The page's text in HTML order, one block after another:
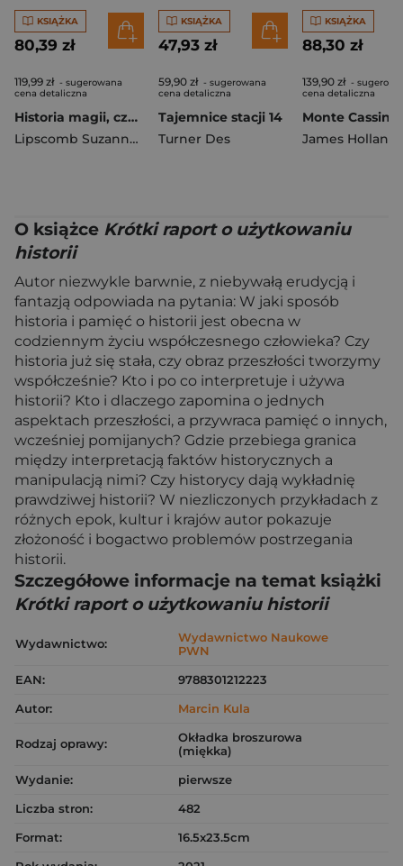
KSIĄŻKA
80,39 zł
119,99 zł - sugerowana
cena detaliczna
Historia magii, czarodziejstwa i okultyzmu
Lipscomb Suzannah
Thomas Cussans Page Sophie ,
KSIĄŻKA
47,93 zł
59,90 zł - sugerowana
cena detaliczna
Tajemnice stacji 14
Turner Des
KSIĄŻKA
88,30 zł
139,90 zł -
cena detaliczna
James Holland
O książce Krótki raport o użytkowaniu
historii
Autor niezwykle barwnie, z niebywałą erudycją i
fantazją odpowiada na pytania: W jaki sposób
historia i pamięć o historii jest obecna w
codziennym życiu współczesnego człowieka? Czy
historia już się stała, czy obraz przeszłości tworzymy
współcześnie? Kto i po co interpretuje i używa
historii? Kto i dlaczego zapomina o jednych
aspektach przeszłości, a przywraca pamięć o innych,
wcześniej pomijanych? Gdzie przebiega granica
między interpretacją faktów historycznych a
manipulacją nimi? Czy historycy dają wykładnię
prawdziwej historii? W niezliczonych przykładach z
różnych epok, kultur i krajów autor pokazuje
złożoność i bogactwo problemów postrzegania
historii.
Szczegółowe informacje na temat książki
Krótki raport o użytkowaniu historii
Wydawnictwo:
Wydawnictwo Naukowe
PWN
EAN:
9788301212223
Autor:
Marcin Kula
Rodzaj oprawy:
Okładka broszurowa
(miękka)
Wydanie:
pierwsze
Liczba stron:
482
Format:
16.5x23.5cm